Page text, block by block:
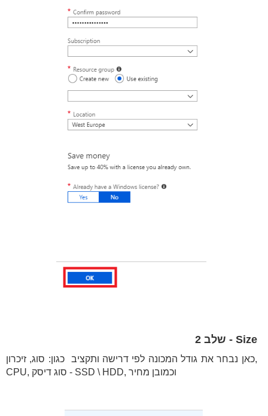
Size - שלב 2
כאן נבחר את גודל המכונה לפי דרישה ותקציב כגון: סוג, זיכרון,
CPU, סוג דיסק - SSD \ HDD, וכמובן מחיר